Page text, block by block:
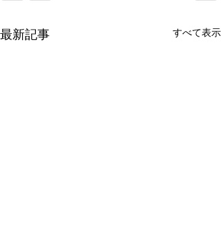
最新記事 すべて表示